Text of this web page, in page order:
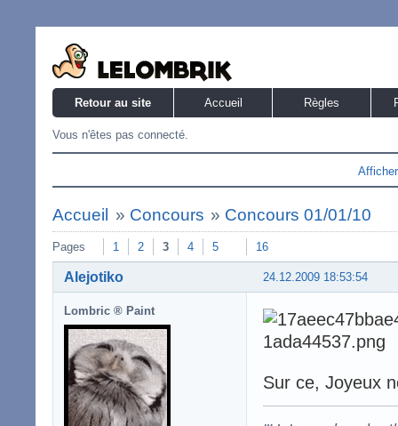
Retour au site Accueil Règles
Vous n'êtes pas connecté.
Accueil » Concours » Concours 01/01/10
Pages 1 2 3 4 5 16
24.12.2009 18:53:54
Alejotiko
Lombric ® Paint
Sur ce, Joyeux